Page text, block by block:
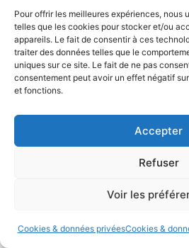
Pour offrir les meilleures expériences, nous
telles que les cookies pour stocker et/ou
appareils. Le fait de consentir à ces
traiter des données telles que le
uniques sur ce site. Le fait de ne pas
consentement peut avoir un effet négatif
et fonctions.
Accepter
Refuser
Voir les
Cookies & données privéesCookies &
J’avais peur que
puissant mais c’est
parfait.
Produit top,
promis. Un peu
mais rien de